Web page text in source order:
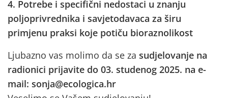
4. Potrebe i specifični nedostaci u znanju
poljoprivrednika i savjetodavaca za širu
primjenu praksi koje potiču bioraznolikost
Ljubazno vas molimo da se za sudjelovanje na
radionici prijavite do 03. studenog 2025. na e-
mail: sonja@ecologica.hr